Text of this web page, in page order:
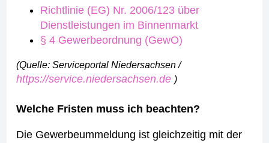
Richtlinie (EG) Nr. 2006/123 über
Dienstleistungen im Binnenmarkt
§ 4 Gewerbeordnung (GewO)
(Quelle: Serviceportal Niedersachsen /
https://service.niedersachsen.de )
Welche Fristen muss ich beachten?
Die Gewerbeummeldung ist gleichzeitig mit der